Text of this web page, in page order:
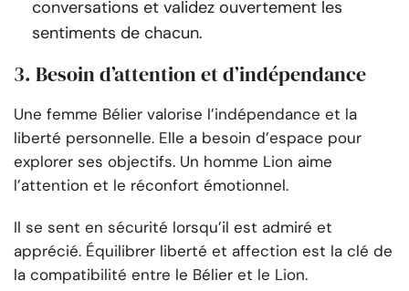
conversations et validez ouvertement les
sentiments de chacun.
3. Besoin d’attention et d’indépendance
Une femme Bélier valorise l’indépendance et la
liberté personnelle. Elle a besoin d’espace pour
explorer ses objectifs. Un homme Lion aime
l’attention et le réconfort émotionnel.
Il se sent en sécurité lorsqu’il est admiré et
apprécié. Équilibrer liberté et affection est la clé de
la compatibilité entre le Bélier et le Lion.